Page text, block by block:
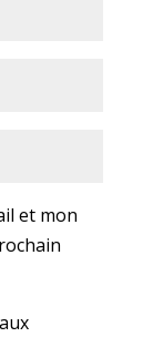
et mon